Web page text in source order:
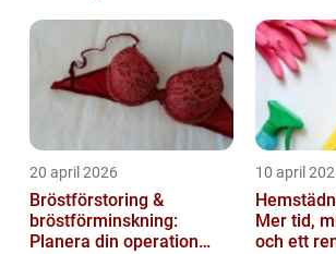
20 april 2026
Bröstförstoring &
bröstförminskning:
Planera din operation
10 april
Mer tid,
och ett